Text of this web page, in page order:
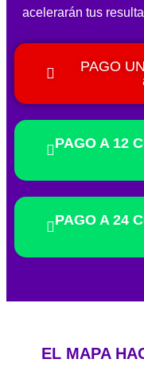
acelerarán tus
PAGO
PAGO A 12
PAGO A 24
EL MAPA